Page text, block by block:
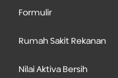
Formulir
Rumah Sakit Rekanan
Nilai Aktiva Bersih